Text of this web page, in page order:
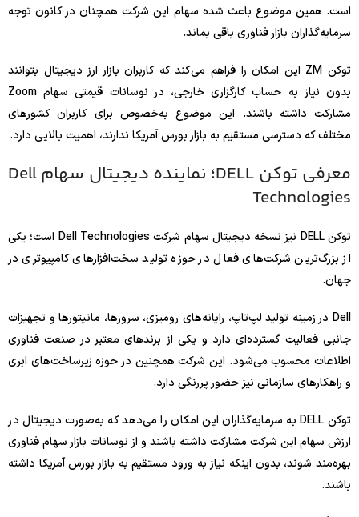
است. همین موضوع باعث شده سهام این شرکت همچنان در کانون توجه
سرمایه‌گذاران بازار فناوری باقی بماند.
توکن ZM این امکان را فراهم می‌کند که کاربران بازار ارز دیجیتال بتوانند
بدون نیاز به حساب کارگزاری خارجی، در نوسانات قیمتی سهام Zoom
مشارکت داشته باشند. این موضوع به‌خصوص برای کاربران کشورهای
مختلف که دسترسی مستقیم به بازار بورس آمریکا ندارند، اهمیت بالایی دارد.
معرفی توکن DELL؛ نماینده دیجیتال سهام Dell
Technologies
توکن DELL نیز نسخه دیجیتال سهام شرکت Dell Technologies است؛ یکی
از بزرگ‌ترین شرکت‌های فعال در حوزه تولید سخت‌افزارهای کامپیوتری در
جهان.
Dell در زمینه تولید لپ‌تاپ، رایانه‌های رومیزی، سرورها، مانیتورها و تجهیزات
جانبی فعالیت گسترده‌ای دارد و یکی از برندهای معتبر در صنعت فناوری
اطلاعات محسوب می‌شود. این شرکت همچنین در حوزه زیرساخت‌های ابری
و راهکارهای سازمانی نیز حضور پررنگی دارد.
توکن DELL به سرمایه‌گذاران این امکان را می‌دهد که به‌صورت دیجیتال در
ارزش سهام این شرکت مشارکت داشته باشند و از نوسانات بازار سهام فناوری
بهره‌مند شوند، بدون اینکه نیاز به ورود مستقیم به بازار بورس آمریکا داشته
باشند.